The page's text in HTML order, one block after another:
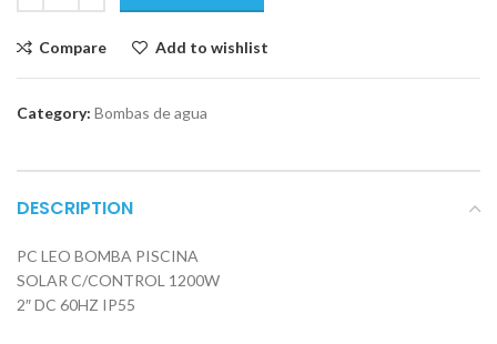
Compare Add to wishlist
Category: Bombas de agua
DESCRIPTION
PC LEO BOMBA PISCINA
SOLAR C/CONTROL 1200W
2″ DC 60HZ IP55